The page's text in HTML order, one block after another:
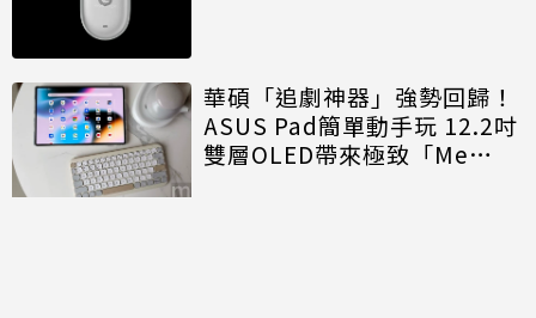
華碩「追劇神器」強勢回歸！
ASUS Pad簡單動手玩 12.2吋
雙層OLED帶來極致「Me